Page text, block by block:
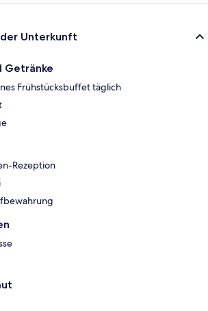
Unterkunft
Getränke
Frühstücksbuffet täglich
Rezeption